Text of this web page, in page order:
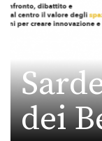
dei